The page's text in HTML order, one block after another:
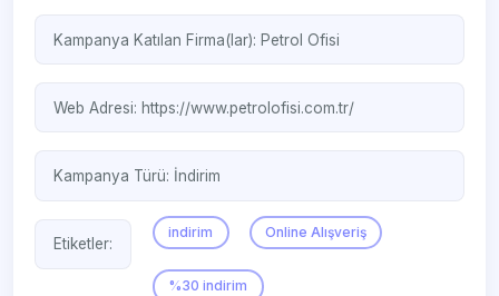
Kampanya Katılan Firma(lar): Petrol Ofisi
Web Adresi: https://www.petrolofisi.com.tr/
Kampanya Türü: İndirim
Etiketler:
indirim Online Alışveriş
%30 indirim